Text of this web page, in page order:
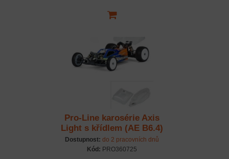
Pro-Line karosérie Axis
Light s křídlem (AE B6.4)
Dostupnost: do 2 pracovních dnů
Kód: PRO360725